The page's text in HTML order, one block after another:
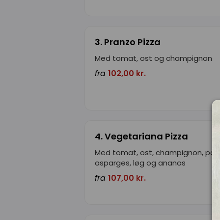
3. Pranzo Pizza
Med tomat, ost og champignon
fra 102,00 kr.
4. Vegetariana Pizza
Med tomat, ost, champignon,
asparges, løg og ananas
fra 107,00 kr.